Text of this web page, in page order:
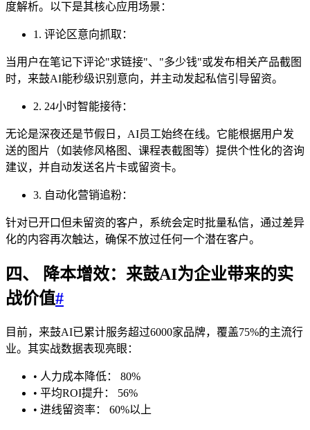
度解析。以下是其核心应用场景：
1. 评论区意向抓取：
当用户在笔记下评论"求链接"、"多少钱"或发布相关产品截图
时，来鼓AI能秒级识别意向，并主动发起私信引导留资。
2. 24小时智能接待：
无论是深夜还是节假日，AI员工始终在线。它能根据用户发
送的图片（如装修风格图、课程表截图等）提供个性化的咨询
建议，并自动发送名片卡或留资卡。
3. 自动化营销追粉：
针对已开口但未留资的客户，系统会定时批量私信，通过差异
化的内容再次触达，确保不放过任何一个潜在客户。
四、 降本增效：来鼓AI为企业带来的实
战价值#
目前，来鼓AI已累计服务超过6000家品牌，覆盖75%的主流行
业。其实战数据表现亮眼：
• 人力成本降低： 80%
• 平均ROI提升： 56%
• 进线留资率： 60%以上